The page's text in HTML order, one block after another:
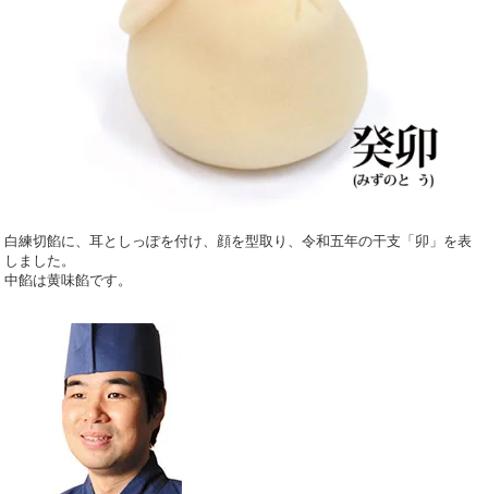
白練切餡に、耳としっぽを付け、顔を型取り、令和五年の干支「卯」を表
しました。
中餡は黄味餡です。